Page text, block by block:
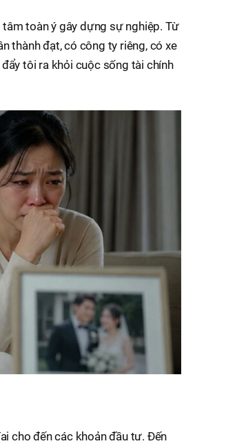
toàn ý gây dựng sự nghiệp. Từ
thành đạt, có công ty riêng, có xe
tôi ra khỏi cuộc sống tài chính
cho đến các khoản đầu tư. Đến